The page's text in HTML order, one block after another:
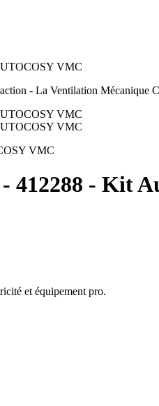
- La Ventilation Mécanique
- Kit
et équipement pro.